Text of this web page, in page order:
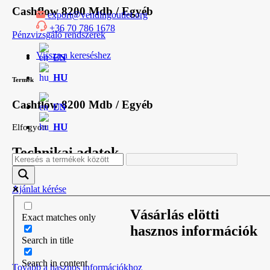
Kilépés
tartalomba
export@vendingoutlet.org
+36 70 786 1678
EN
HU
EN
HU
Exact matches only
Search in title
Search in content
Cashflow 8200 Mdb / Egyéb
Pénzvizsgáló rendszerek
Vissza a kereséshez
Termék
Cashflow 8200 Mdb / Egyéb
Elfogyott
Technikai adatok
Ajánlat kérése
Vásárlás elötti
hasznos információk
Tovább a hasznos információkhoz